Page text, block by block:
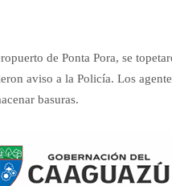
de Ponta Pora, se
aviso a la Policía. Los
basuras.